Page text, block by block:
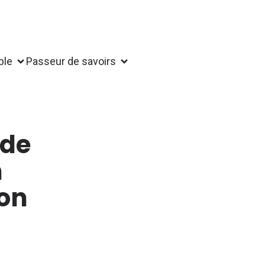
Passeur de savoirs